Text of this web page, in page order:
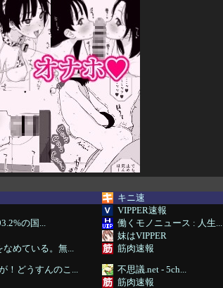
キニ速
VIPPER速報
の国...
働くモノニュース : 人生...
妹はVIPPER
めている。無...
筋肉速報
！どうすんのこ...
不思議.net - 5ch...
筋肉速報